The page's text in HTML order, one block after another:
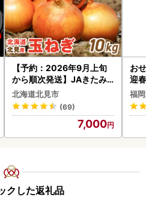
【予約：2026年9月上旬
から順次発送】JAきたみ
らい産 玉ねぎ Lサイズ 10k
g ( タマネギ たまねぎ 野菜
)【210-0003-2026】
北海道北見市
(69)
7,000
お
迎
福
クした返礼品